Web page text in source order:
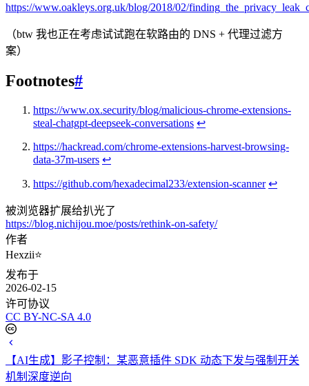
https://www.oakleys.org.uk/blog/2018/02/
（btw 我也正在考虑试试跑在软路由的 DNS + 代理过滤方
案）
Footnotes#
https://www.ox.security/blog/malicious-chrome-extensions-
steal-chatgpt-deepseek-conversations ↩
https://hackread.com/chrome-extensions-harvest-browsing-
data-37m-users ↩
https://github.com/hexadecimal233/extension-scanner ↩
被浏览器扩展给扒光了
https://blog.nichijou.moe/posts/rethink-on-safety/
作者
Hexzii⭐
发布于
2026-02-15
许可协议
CC BY-NC-SA 4.0
【AI生成】影子控制：某恶意插件 SDK 动态下发与强制开关
机制深度逆向